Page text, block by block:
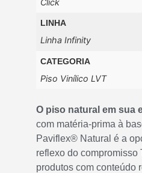
Click
LINHA
Linha Infinity
CATEGORIA
Piso Vinílico LVT
O piso natural em sua
com matéria-prima à
Paviflex® Natural é a
reflexo do compromisso
produtos com conteúdo